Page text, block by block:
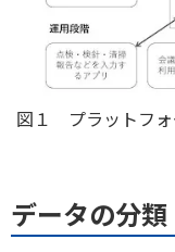
図１ プラットフォ
データの分類